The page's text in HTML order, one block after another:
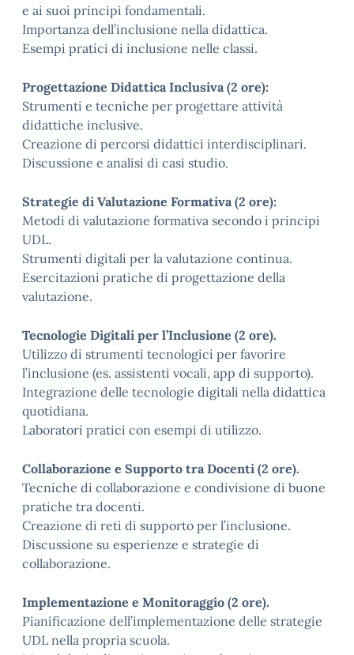
e ai suoi principi fondamentali.
Importanza dell’inclusione nella didattica.
Esempi pratici di inclusione nelle classi.
Progettazione Didattica Inclusiva (2 ore):
Strumenti e tecniche per progettare attività
didattiche inclusive.
Creazione di percorsi didattici interdisciplinari.
Discussione e analisi di casi studio.
Strategie di Valutazione Formativa (2 ore):
Metodi di valutazione formativa secondo i principi
UDL.
Strumenti digitali per la valutazione continua.
Esercitazioni pratiche di progettazione della
valutazione.
Tecnologie Digitali per l’Inclusione (2 ore).
Utilizzo di strumenti tecnologici per favorire
l’inclusione (es. assistenti vocali, app di supporto).
Integrazione delle tecnologie digitali nella didattica
quotidiana.
Laboratori pratici con esempi di utilizzo.
Collaborazione e Supporto tra Docenti (2 ore).
Tecniche di collaborazione e condivisione di buone
pratiche tra docenti.
Creazione di reti di supporto per l’inclusione.
Discussione su esperienze e strategie di
collaborazione.
Implementazione e Monitoraggio (2 ore).
Pianificazione dell’implementazione delle strategie
UDL nella propria scuola.